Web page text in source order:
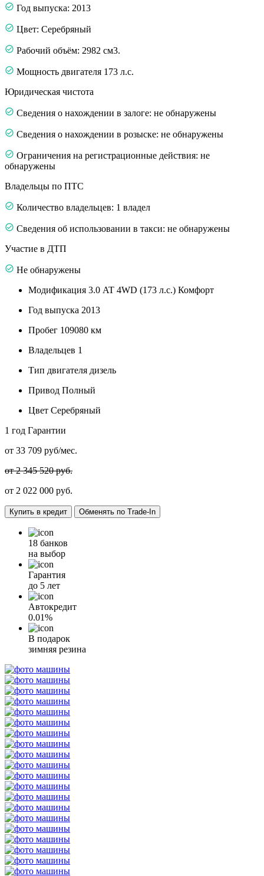
Год выпуска: 2013
Цвет: Серебряный
Рабочий объём: 2982 см3.
Мощность двигателя 173 л.с.
Юридическая чистота
Сведения о нахождении в залоге: не обнаружены
Сведения о нахождении в розыске: не обнаружены
Ограничения на регистрационные действия: не
обнаружены
Владельцы по ПТС
Количество владельцев: 1 владел
Сведения об использовании в такси: не обнаружены
Участие в ДТП
Не обнаружены
Модификация 3.0 AT 4WD (173 л.с.) Комфорт
Год выпуска 2013
Пробег 109080 км
Владельцев 1
Тип двигателя дизель
Привод Полный
Цвет Серебряный
1 год Гарантии
от 33 709 руб/мес.
от 2 345 520 руб.
от 2 022 000 руб.
Купить в кредит Обменять по Trade-In
18 банков
на выбор
Гарантия
до 5 лет
Автокредит
0.01%
В подарок
зимняя резина